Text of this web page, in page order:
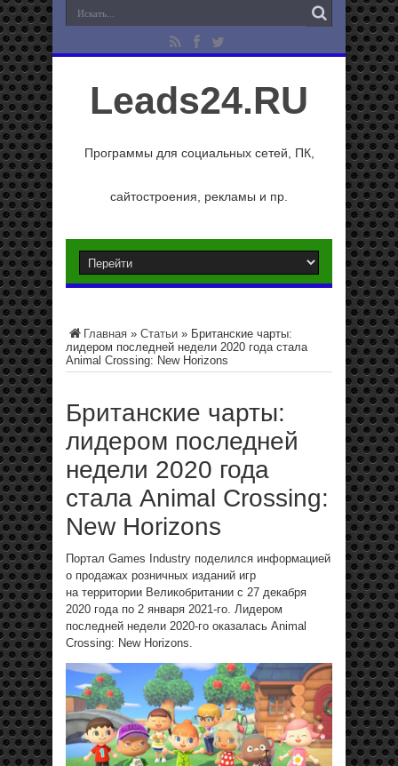
Leads24.RU
Программы для социальных сетей, ПК,
сайтостроения, рекламы и пр.
Главная » Статьи » Британские чарты:
лидером последней недели 2020 года стала
Animal Crossing: New Horizons
Британские чарты:
лидером последней
недели 2020 года
стала Animal Crossing:
New Horizons
Портал Games Industry поделился информацией
о продажах розничных изданий игр
на территории Великобритании с 27 декабря
2020 года по 2 января 2021-го. Лидером
последней недели 2020-го оказалась Animal
Crossing: New Horizons.